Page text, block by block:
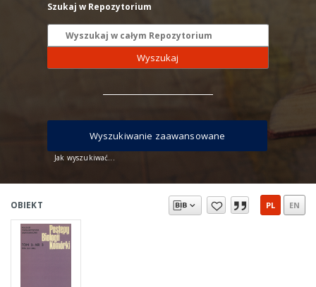
Szukaj w Repozytorium
Wyszukaj
Jak wyszukiwać...
Wyszukiwanie zaawansowane
OBIEKT PL EN